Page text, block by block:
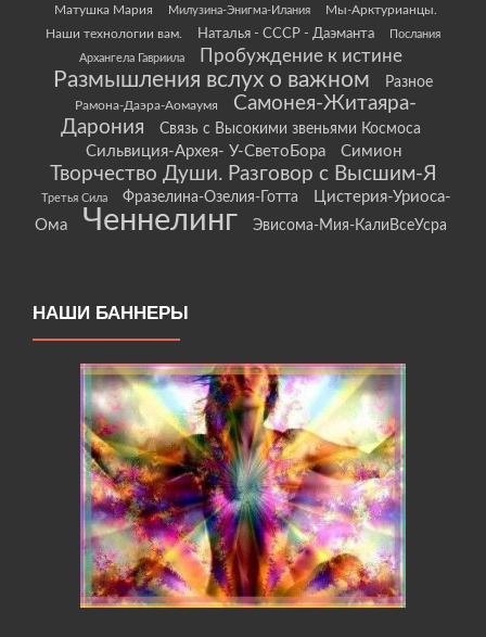
Матушка Мария Милузина-Энигма-Илания
Мы-Арктурианцы.
Наши технологии вам.
Наталья - СССР - Даэманта
Послания
Архангела Гавриила
Пробуждение к истине
Размышления вслух о важном Разное
Рамона-Даэра-Аомаумя
Самонея-Житаяра-
Дарония
Связь с Высокими звеньями Космоса
Сильвиция-Архея- У-СветоБора Симион
Творчество Души. Разговор с Высшим-Я
Третья Сила Фразелина-Озелия-Готта
Цистерия-Уриоса-
Ома
Ченнелинг Эвисома-Мия-КалиВсеУсра
НАШИ БАННЕРЫ